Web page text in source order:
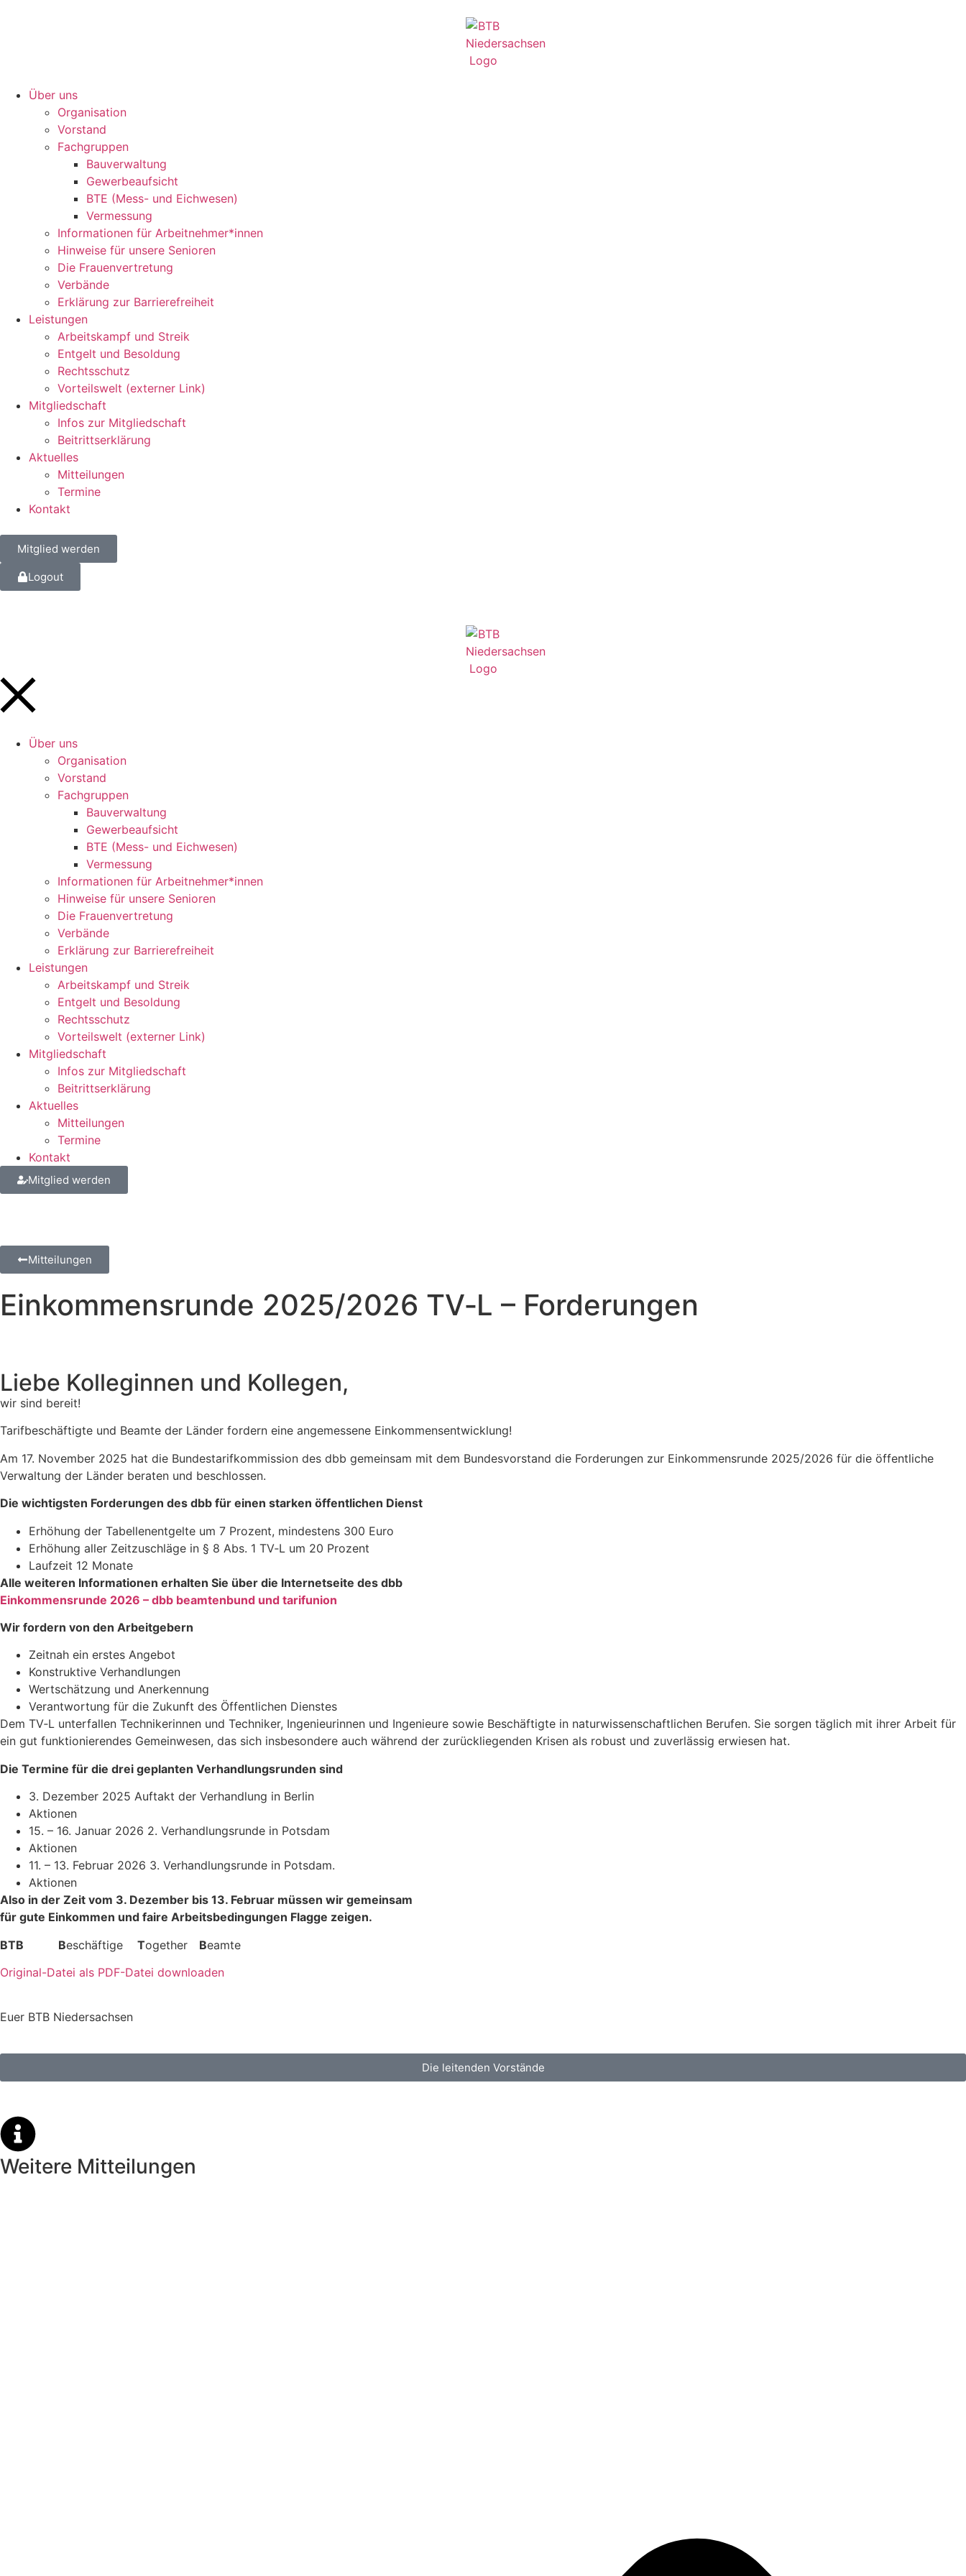
Über uns
Orga­ni­sa­tion
Vorstand
Fach­gruppen
Bauver­wal­tung
Gewer­be­auf­sicht
BTE (Mess- und Eichwesen)
Vermes­sung
Infor­ma­tionen für Arbeitnehmer*innen
Hinweise für unsere Senioren
Die Frau­en­ver­tre­tung
Verbände
Erklä­rung zur Barrierefreiheit
Leis­tungen
Arbeits­kampf und Streik
Entgelt und Besoldung
Rechts­schutz
Vorteils­welt (externer Link)
Mitglied­schaft
Infos zur Mitgliedschaft
Beitritts­er­klä­rung
Aktu­elles
Mittei­lungen
Termine
Kontakt
Mitglied werden
Logout
Über uns
Orga­ni­sa­tion
Vorstand
Fach­gruppen
Bauver­wal­tung
Gewer­be­auf­sicht
BTE (Mess- und Eichwesen)
Vermes­sung
Infor­ma­tionen für Arbeitnehmer*innen
Hinweise für unsere Senioren
Die Frau­en­ver­tre­tung
Verbände
Erklä­rung zur Barrierefreiheit
Leis­tungen
Arbeits­kampf und Streik
Entgelt und Besoldung
Rechts­schutz
Vorteils­welt (externer Link)
Mitglied­schaft
Infos zur Mitgliedschaft
Beitritts­er­klä­rung
Aktu­elles
Mittei­lungen
Termine
Kontakt
Mitglied werden
Mitteilungen
Einkom­mens­runde 2025/2026 TV‑L – Forderungen
Liebe Kolle­ginnen und Kollegen,
wir sind bereit!
Tarif­be­schäf­tigte und Beamte der Länder fordern eine ange­mes­sene Einkommensentwicklung!
Am 17. November 2025 hat die Bundes­ta­rif­kom­mis­sion des dbb gemeinsam mit dem Bundes­vor­stand die Forde­rungen zur Einkom­mens­runde 2025/2026 für die öffent­liche
Verwal­tung der Länder beraten und beschlossen.
Die wich­tigsten Forde­rungen des dbb für einen starken öffent­li­chen Dienst
Erhö­hung der Tabel­len­ent­gelte um 7 Prozent, mindes­tens 300 Euro
Erhö­hung aller Zeit­zu­schläge in § 8 Abs. 1 TV‑L um 20 Prozent
Lauf­zeit 12 Monate
Alle weiteren Infor­ma­tionen erhalten Sie über die Inter­net­seite des dbb
Einkom­mens­runde 2026 – dbb beam­ten­bund und tarifunion
Wir fordern von den Arbeitgebern
Zeitnah ein erstes Angebot
Konstruk­tive Verhandlungen
Wert­schät­zung und Anerkennung
Verant­wor­tung für die Zukunft des Öffent­li­chen Dienstes
Dem TV‑L unter­fallen Tech­ni­ke­rinnen und Tech­niker, Inge­nieu­rinnen und Inge­nieure sowie Beschäf­tigte in natur­wis­sen­schaft­li­chen Berufen. Sie sorgen täglich mit ihrer Arbeit für
ein gut funk­tio­nie­rendes Gemein­wesen, das sich insbe­son­dere auch während der zurück­lie­genden Krisen als robust und zuver­lässig erwiesen hat.
Die Termine für die drei geplanten Verhand­lungs­runden sind
3. Dezember 2025 Auftakt der Verhand­lung in Berlin
Aktionen
15. – 16. Januar 2026 2. Verhand­lungs­runde in Potsdam
Aktionen
11. – 13. Februar 2026 3. Verhand­lungs­runde in Potsdam.
Aktionen
Also in der Zeit vom 3. Dezember bis 13. Februar müssen wir gemeinsam
für gute Einkommen und faire Arbeits­be­din­gungen Flagge zeigen.
BTB Beschäf­tige Together Beamte
Original-Datei als PDF-Datei downloaden
Euer BTB Niedersachsen
Die leitenden Vorstände
Weitere Mitteilungen